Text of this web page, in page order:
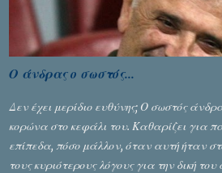
Ο άνδρας ο σωστός...
Δεν έχει μερίδιο ευθύνης; Ο σωστός
κορώνα στο κεφάλι του. Καθαρίζει για
επίπεδα, πόσο μάλλον, όταν αυτή ήταν
τους κυριότερους λόγους για την δική